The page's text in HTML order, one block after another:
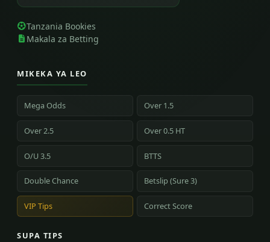
Tanzania Bookies
Makala za Betting
MIKEKA YA LEO
Mega Odds Over 1.5
Over 2.5 Over 0.5 HT
O/U 3.5 BTTS
Double Chance Betslip (Sure 3)
VIP Tips Correct Score
SUPA TIPS